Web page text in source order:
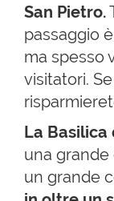
San Pietro.
passaggio
ma spesso
visitatori.
La Basilica
una grande
un grande